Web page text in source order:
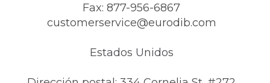
Fax: 877-956-6867
customerservice@eurodib.com
Estados Unidos